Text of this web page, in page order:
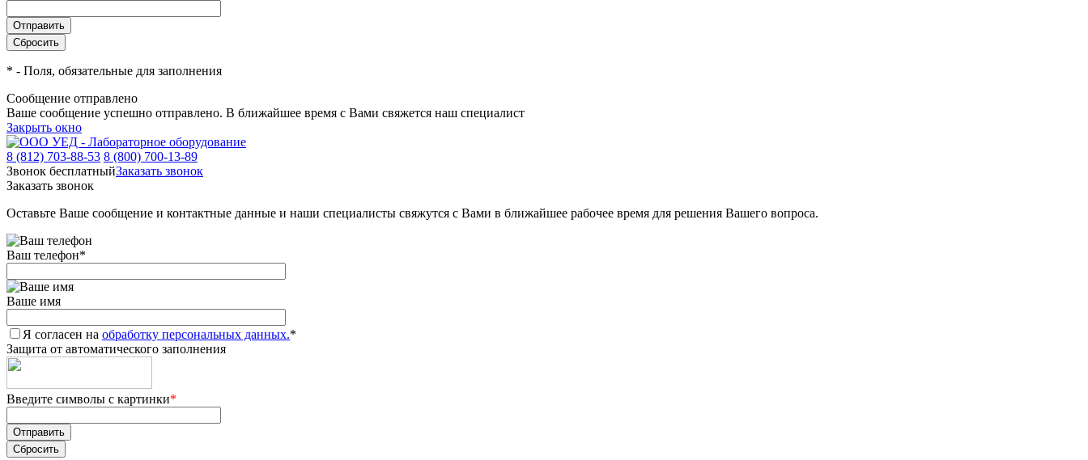
* - Поля, обязательные для заполнения
Сообщение отправлено
Ваше сообщение успешно отправлено. В ближайшее время с Вами свяжется наш специалист
Закрыть окно
8 (812) 703-88-53 8 (800) 700-13-89
Звонок бесплатныйЗаказать звонок
Заказать звонок
Оставьте Ваше сообщение и контактные данные и наши специалисты свяжутся с Вами в ближайшее рабочее время для решения Вашего вопроса.
Ваш телефон*
Ваше имя
Я согласен на обработку персональных данных.*
Защита от автоматического заполнения
Введите символы с картинки*